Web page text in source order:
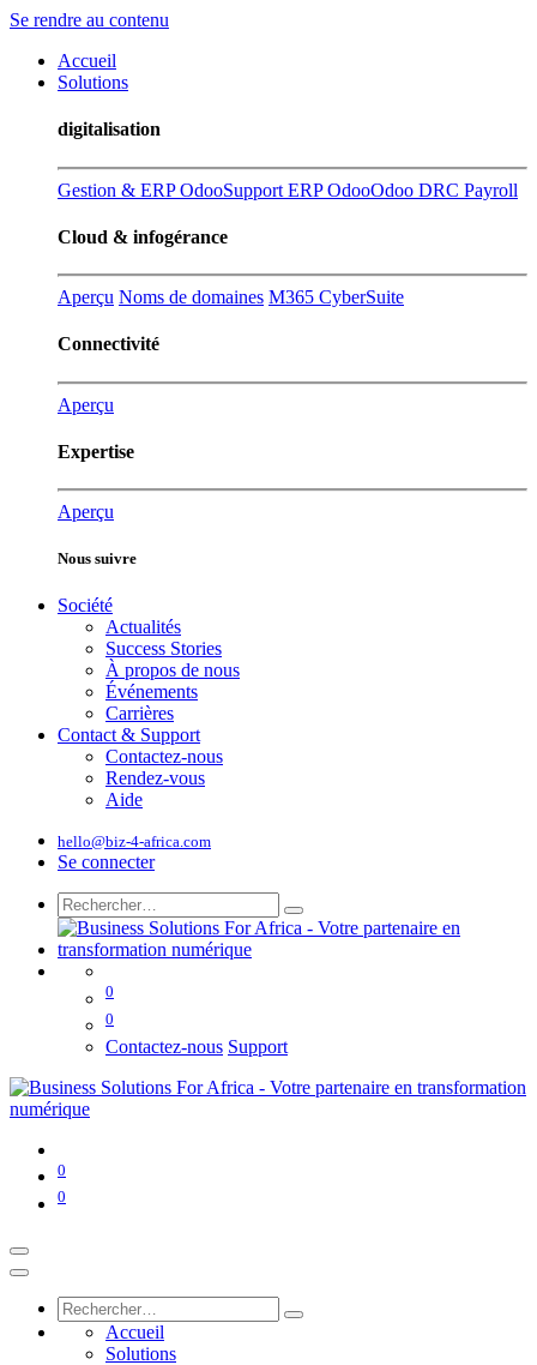
Se rendre au contenu
Accueil
Solutions
digitalisation
Gestion & ERP OdooSupport ERP OdooOdoo DRC Payroll
Cloud & infogérance
Aperçu Noms de domaines M365 CyberSuite
Connectivité
Aperçu
Expertise
Aperçu
Nous suivre
Société
Actualités
Success Stories
À propos de nous
Événements
Carrières
Contact & Support
Contactez-nous
Rendez-vous
Aide
hello@biz-4-africa.com
Se connecter
0
0
Contactez-nous Support
0
0
Accueil
Solutions